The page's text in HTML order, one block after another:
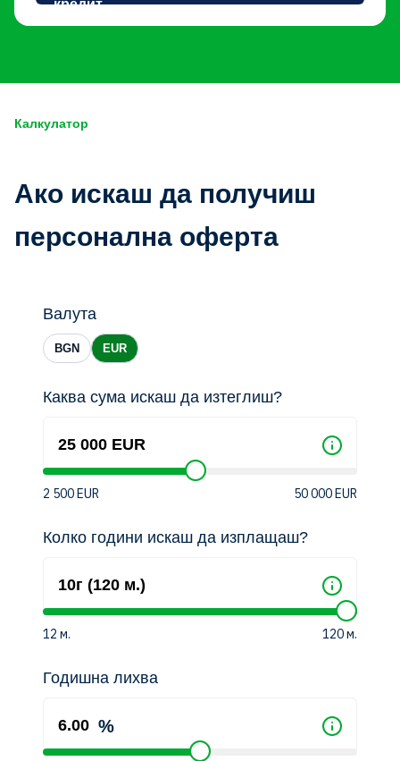
кредит
Калкулатор
Ако искаш да получиш
персонална оферта
Валута
BGN EUR
Каква сума искаш да изтеглиш?
2 500EUR 50 000EUR
Колко години искаш да изплащаш?
12 м. 120м.
Годишна лихва
%